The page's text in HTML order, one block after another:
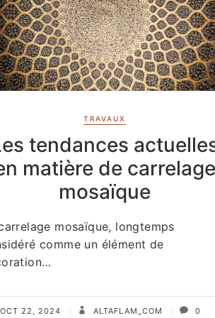
TRAVAUX
tendances
matière de carrelage
mosaïque
mosaïque, longtemps
comme un élément de
OCT 22, 2024 ALTAFLAM_COM 0